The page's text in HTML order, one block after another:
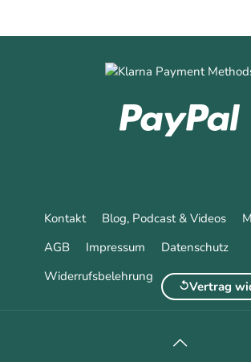
Kontakt Blog, Podcast & Videos
AGB
Impressum
Datenschutz
Widerrufsbelehrung
Vertrag